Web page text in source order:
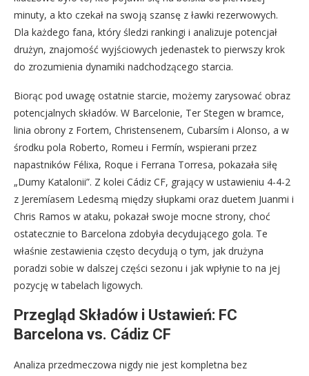
minuty, a kto czekał na swoją szansę z ławki rezerwowych.
Dla każdego fana, który śledzi rankingi i analizuje potencjał
drużyn, znajomość wyjściowych jedenastek to pierwszy krok
do zrozumienia dynamiki nadchodzącego starcia.
Biorąc pod uwagę ostatnie starcie, możemy zarysować obraz
potencjalnych składów. W Barcelonie, Ter Stegen w bramce,
linia obrony z Fortem, Christensenem, Cubarsím i Alonso, a w
środku pola Roberto, Romeu i Fermín, wspierani przez
napastników Félixa, Roque i Ferrana Torresa, pokazała siłę
„Dumy Katalonii”. Z kolei Cádiz CF, grający w ustawieniu 4-4-2
z Jeremíasem Ledesmą między słupkami oraz duetem Juanmi i
Chris Ramos w ataku, pokazał swoje mocne strony, choć
ostatecznie to Barcelona zdobyła decydującego gola. Te
właśnie zestawienia często decydują o tym, jak drużyna
poradzi sobie w dalszej części sezonu i jak wpłynie to na jej
pozycję w tabelach ligowych.
Przegląd Składów i Ustawień: FC
Barcelona vs. Cádiz CF
Analiza przedmeczowa nigdy nie jest kompletna bez